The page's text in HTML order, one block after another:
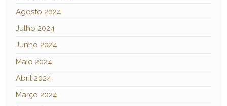
Agosto 2024
Julho 2024
Junho 2024
Maio 2024
Abril 2024
Março 2024